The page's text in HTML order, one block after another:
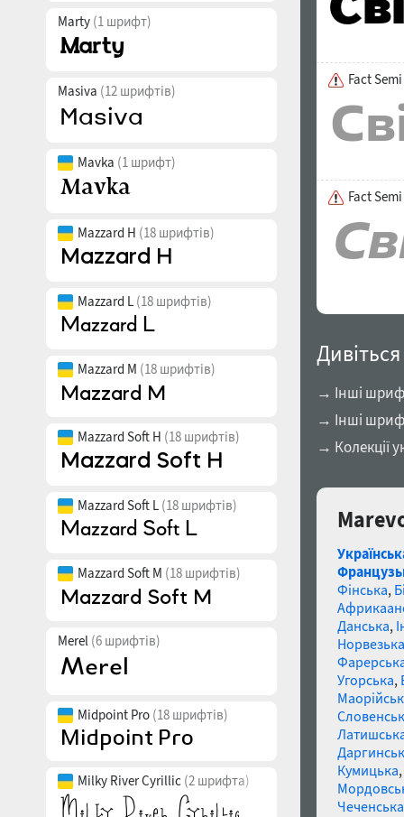
Marty (1 шрифт)
Masiva (12 шрифтів)
Mavka (1 шрифт)
Mazzard H (18 шрифтів)
Mazzard L (18 шрифтів)
Mazzard M (18 шрифтів)
Mazzard Soft H (18 шрифтів)
Mazzard Soft L (18 шрифтів)
Mazzard Soft M (18 шрифтів)
Merel (6 шрифтів)
Midpoint Pro (18 шрифтів)
Milky River Cyrillic (2 шрифта)
Fact
Fact
→ Інші
→ Інші
→ Колекції
Фінська,
Данська,
Норвезька
Угорська,
Кумицька,
Чеченська